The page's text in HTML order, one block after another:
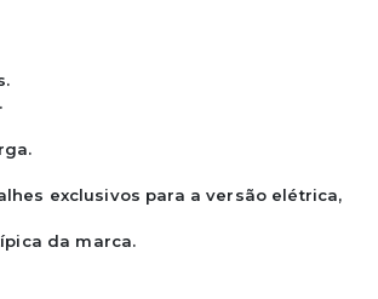
exclusivos para a versão elétrica,
da marca.